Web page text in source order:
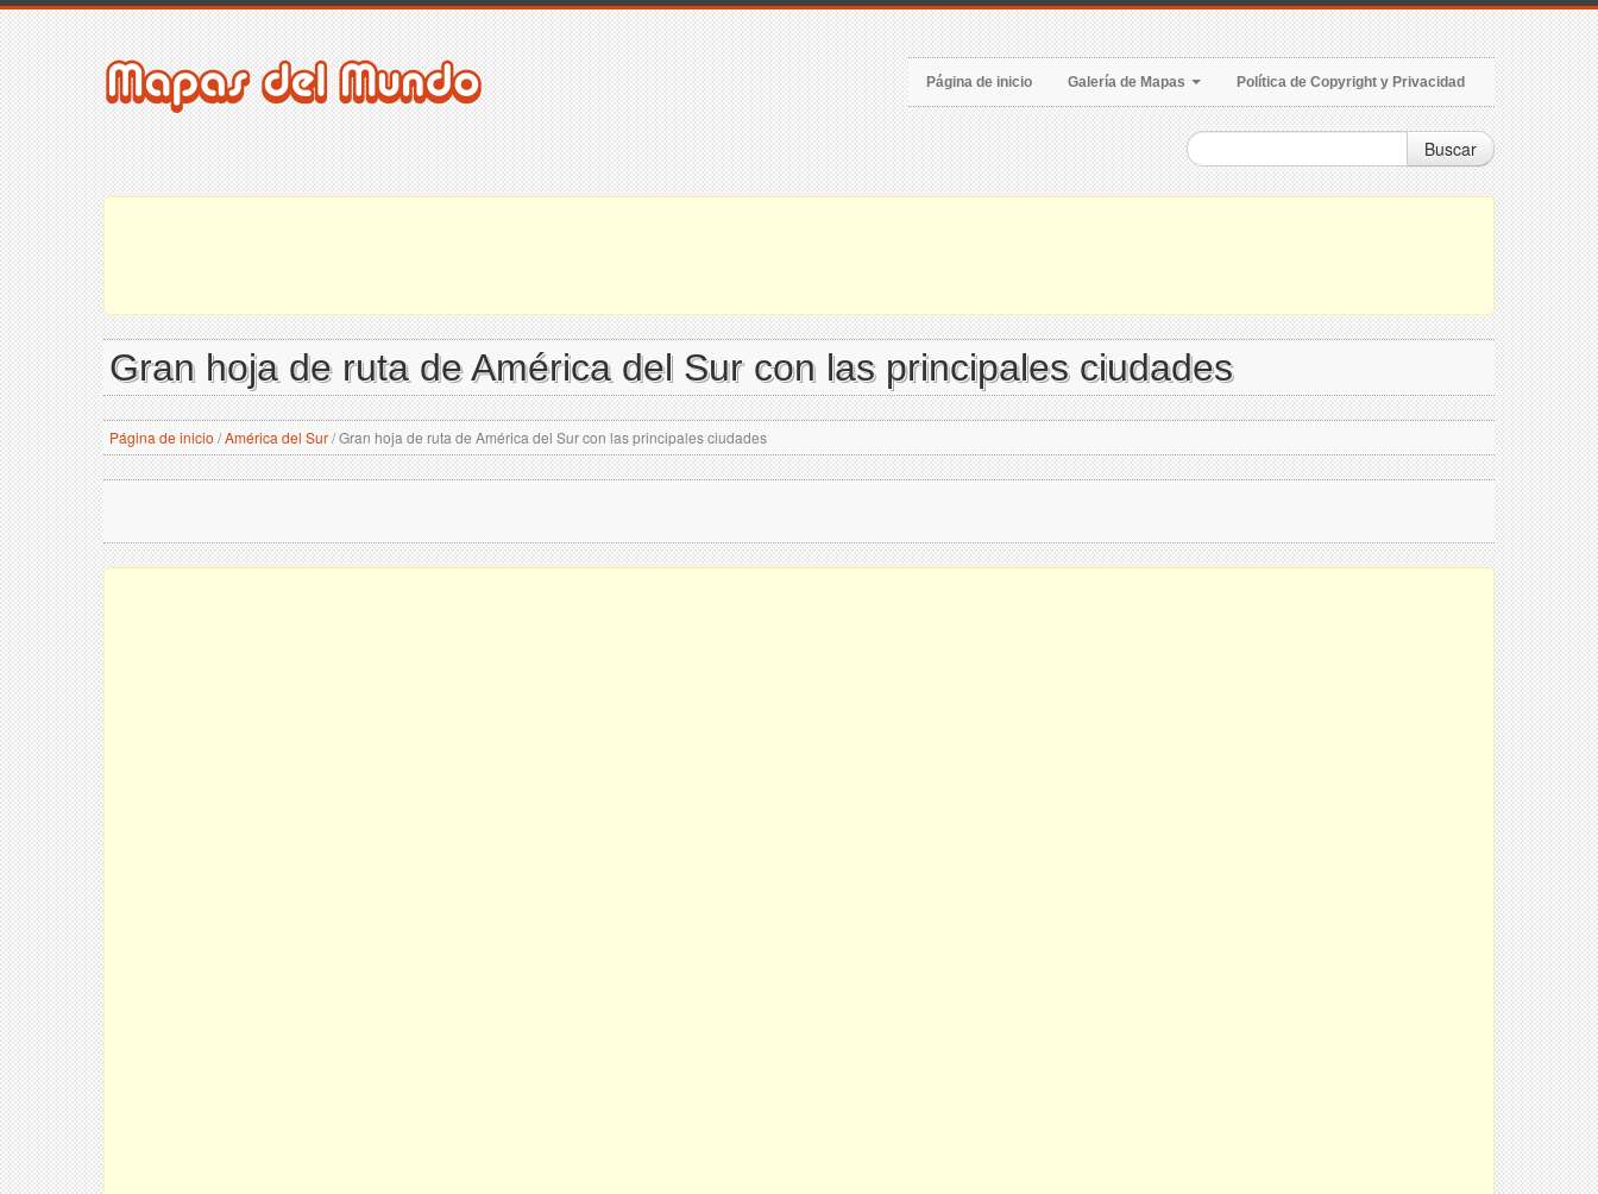
Página de inicio Galería de Mapas Política de Copyright y Privacidad
Buscar
Gran hoja de ruta de América del Sur con las principales ciudades
Página de inicio /América del Sur/Gran hoja de ruta de América del Sur con las principales ciudades